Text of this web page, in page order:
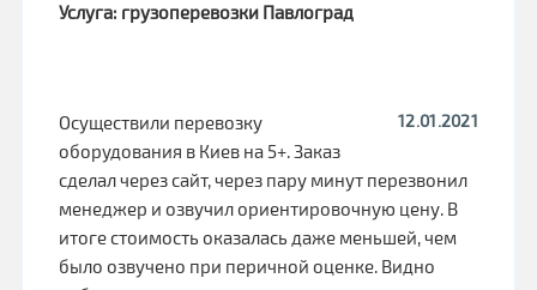
Услуга: грузоперевозки Павлоград
12.01.2021
Осуществили перевозку
оборудования в Киев на 5+. Заказ
сделал через сайт, через пару минут перезвонил
менеджер и озвучил ориентировочную цену. В
итоге стоимость оказалась даже меньшей, чем
было озвучено при перичной оценке. Видно